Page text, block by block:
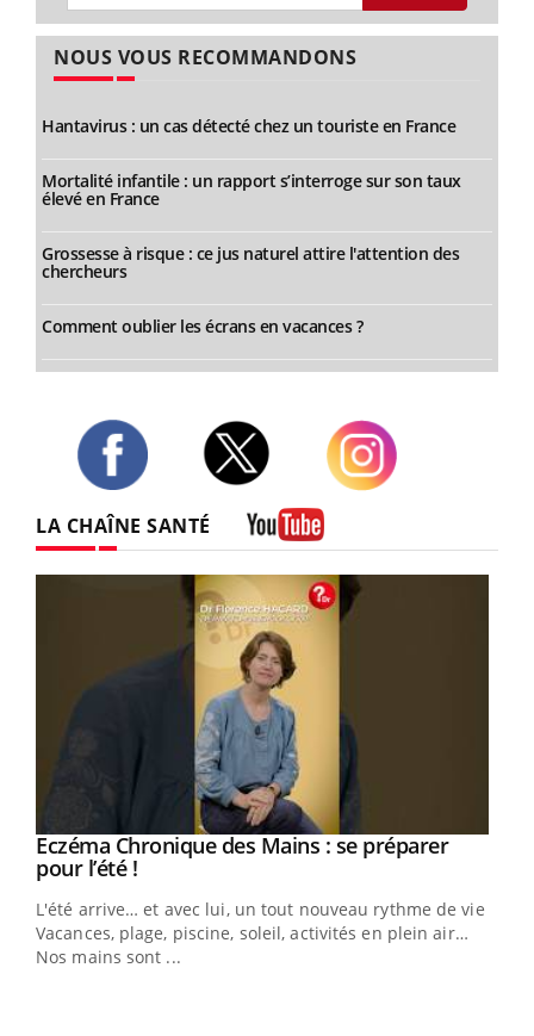
NOUS VOUS RECOMMANDONS
Hantavirus : un cas détecté chez un touriste en France
Mortalité infantile : un rapport s’interroge sur son taux
élevé en France
Grossesse à risque : ce jus naturel attire l'attention des
chercheurs
Comment oublier les écrans en vacances ?
LA CHAÎNE SANTÉ
Youtube
Eczéma Chronique des Mains : se préparer
pour l’été !Youtube
L'été arrive… et avec lui, un tout nouveau rythme de vie !
Vacances, plage, piscine, soleil, activités en plein air…
Nos mains sont ...